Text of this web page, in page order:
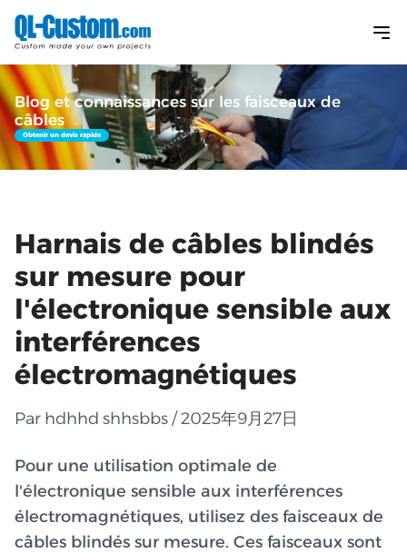
Blog et connaissances sur les faisceaux de
câbles
Obtenir un devis rapide
Harnais de câbles blindés
sur mesure pour
l'électronique sensible aux
interférences
électromagnétiques
Par hdhhd shhsbbs / 2025年9月27日
Pour une utilisation optimale de
l'électronique sensible aux interférences
électromagnétiques, utilisez des faisceaux de
câbles blindés sur mesure. Ces faisceaux sont